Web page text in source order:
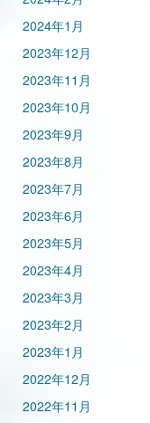
2024年1月
2023年12月
2023年11月
2023年10月
2023年9月
2023年8月
2023年7月
2023年6月
2023年5月
2023年4月
2023年3月
2023年2月
2023年1月
2022年12月
2022年11月